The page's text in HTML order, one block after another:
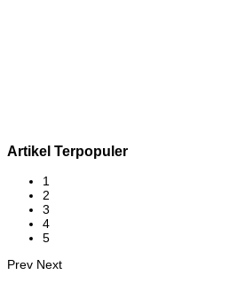
Artikel Terpopuler
1
2
3
4
5
Prev Next